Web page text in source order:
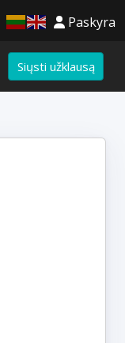
Paskyra
Siųsti užklausą